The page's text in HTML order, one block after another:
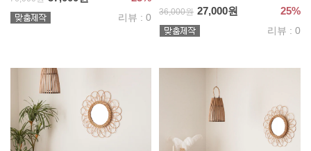
리뷰 : 0 36,000원 27,000원 25%
리뷰 : 0